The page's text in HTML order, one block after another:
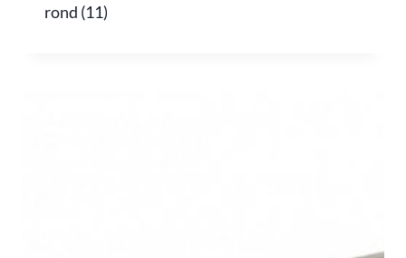
rond (11)